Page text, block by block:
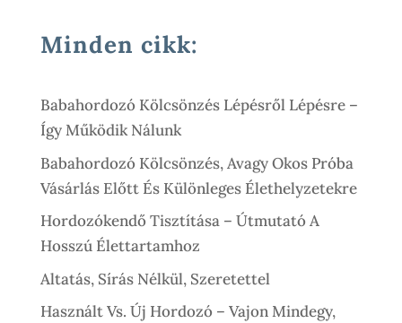
300 Ft
000 Ft
Minden cikk:
Babahordozó Kölcsönzés Lépésről Lépésre –
Így Működik Nálunk
Babahordozó Kölcsönzés, Avagy Okos Próba
Vásárlás Előtt És Különleges Élethelyzetekre
Hordozókendő Tisztítása – Útmutató A
Hosszú Élettartamhoz
Altatás, Sírás Nélkül, Szeretettel
Használt Vs. Új Hordozó – Vajon Mindegy,